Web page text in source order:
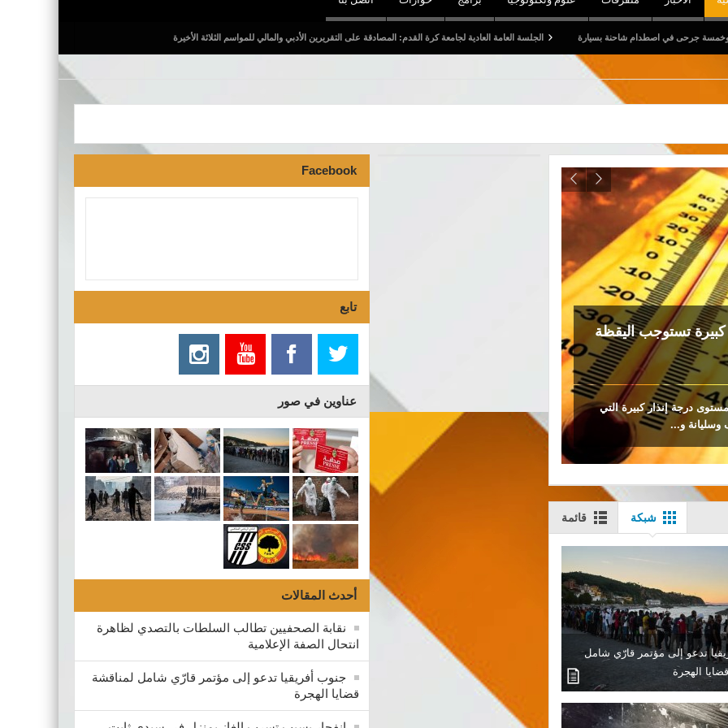
بسيارة الجلسة العامة العادية لجامعة كرة القدم: المصادقة على التقريرين الأدبي والمالي للمواسم الثلاثة الأخيرة
Facebook
تابع
عناوين في صور
أحدث المقالات
نقابة الصحفيين تطالب السلطات بالتصدي لظاهرة
انتحال الصفة الإعلامية
جنوب أفريقيا تدعو إلى مؤتمر قارّي شامل لمناقشة
قضايا الهجرة
كبيرة تستوجب اليقظة
الجوي، الأربعاء، 12 ولاية في مستوى درجة إنذار كبيرة التي
وسليانة و...
فرنانة: السيطرة على حريق أتى على أكثر من 30 هكتارا من
الغابات
تمكنت فرق الحماية المدنية والغابات والجيش الوطني وعدد هام من المتطوعين، فجر
شبكة قائمة
تدعو إلى مؤتمر قارّي شامل
الهجرة